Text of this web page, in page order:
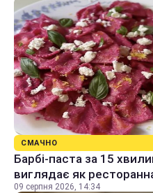
СМАЧНО
Барбі-паста за 15
виглядає як
09 серпня 2026, 14:34